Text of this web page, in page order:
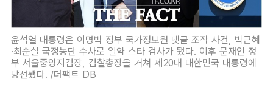
윤석열 대통령은 이명박 정부 국가정보원 댓글 조작 사건, 박근혜
·최순실 국정농단 수사로 일약 스타 검사가 됐다. 이후 문재인 정
부 서울중앙지검장, 검찰총장을 거쳐 제20대 대한민국 대통령에
당선됐다. /더팩트 DB